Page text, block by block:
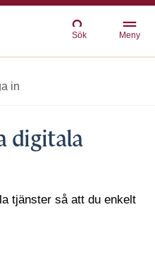
Sök Meny
in
digitala
tjänster så att du enkelt